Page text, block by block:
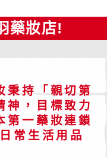
藥妝店!
秉持「親切第
神，目標致力
第一藥妝連鎖
常生活用品